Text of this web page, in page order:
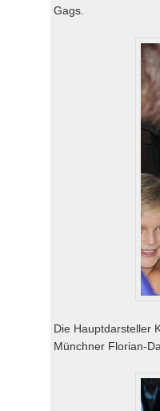
Gags.
Die Hauptdarsteller
Münchner Florian-